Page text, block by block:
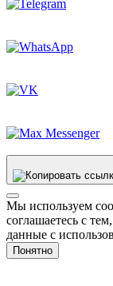
Мы используем
соглашаетесь с
данные с
Понятно